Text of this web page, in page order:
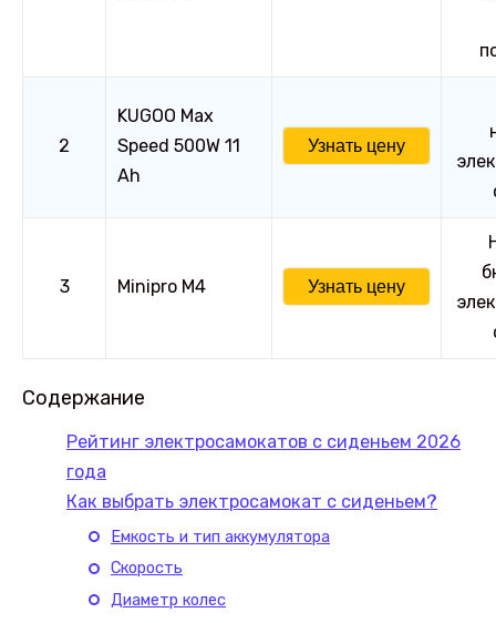
2
KUGOO Max
Speed 500W 11
Ah
Узнать цену
3 Minipro M4 Узнать цену
Содержание
Рейтинг электросамокатов с сиденьем 2026
года
Как выбрать электросамокат с сиденьем?
Емкость и тип аккумулятора
Скорость
Диаметр колес